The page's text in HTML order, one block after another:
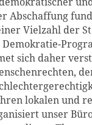
Abschaffung
Vielzahl der
Demokratie-
sich daher
lokalen und
unser